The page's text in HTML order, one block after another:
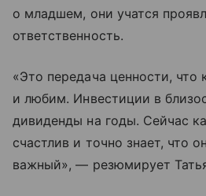
о младшем, они учатся
ответственность.
«Это передача ценности,
и любим. Инвестиции в
дивиденды на годы. Сейчас
счастлив и точно знает, что
важный», — резюмирует